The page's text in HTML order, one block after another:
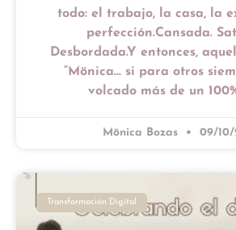
todo: el trabajo, la casa, la
perfección.Cansada.
Desbordada.Y entonces,
“Mönica… si para otros
volcado más de un
Mönica Bozas 09/10/
Transformación Digital